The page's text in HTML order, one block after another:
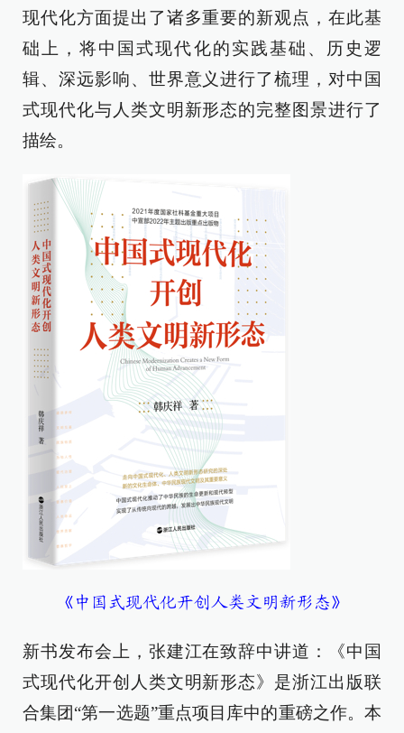
现代化方面提出了诸多重要的新观点，在此基
础上，将中国式现代化的实践基础、历史逻
辑、深远影响、世界意义进行了梳理，对中国
式现代化与人类文明新形态的完整图景进行了
描绘。
《中国式现代化开创人类文明新形态》
新书发布会上，张建江在致辞中讲道：《中国
式现代化开创人类文明新形态》是浙江出版联
合集团“第一选题”重点项目库中的重磅之作。本